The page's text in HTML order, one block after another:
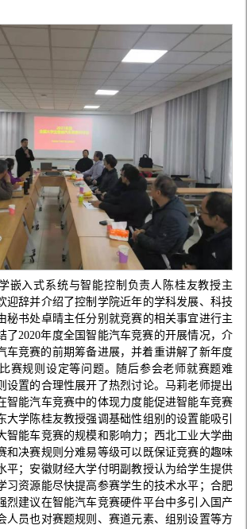
嵌入式系统与智能控制负责人陈桂友教授主
迎辞并介绍了控制学院近年的学科发展、科技
秘书处卓晴主任分别就竞赛的相关事宜进行主
了2020年度全国智能汽车竞赛的开展情况，介
车竞赛的前期筹备进展，并着重讲解了新年度
赛规则设定等问题。随后参会老师就赛题难
设置的合理性展开了热烈讨论。马莉老师提出
智能汽车竞赛中的体现力度能促进智能车竞赛
大学陈桂友教授强调基础性组别的设置能吸引
智能车竞赛的规模和影响力；西北工业大学曲
和决赛规则分难易等级可以既保证竞赛的趣味
平；安徽财经大学付明副教授认为给学生提供
习资源能尽快提高参赛学生的技术水平；合肥
烈建议在智能汽车竞赛硬件平台中多引入国产
人员也对赛题规则、赛道元素、组别设置等方